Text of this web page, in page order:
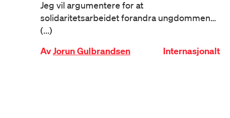
Jeg vil argumentere for at
solidaritetsarbeidet forandra ungdommen…
(...)
AvJorun Gulbrandsen Internasjonalt